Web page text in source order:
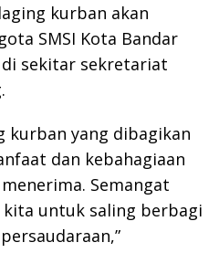
kurban akan
SMSI Kota Bandar
sekitar sekretariat
kurban yang dibagikan
dan kebahagiaan
Semangat
kita untuk saling berbagi